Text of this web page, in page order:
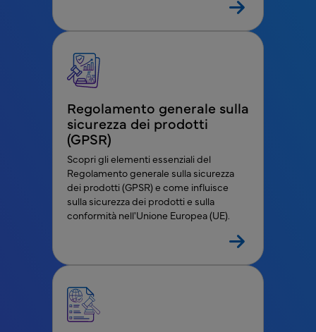
Regolamento generale sulla
sicurezza dei prodotti
(GPSR)
Scopri gli elementi essenziali del
Regolamento generale sulla sicurezza
dei prodotti (GPSR) e come influisce
sulla sicurezza dei prodotti e sulla
conformità nell'Unione Europea (UE).